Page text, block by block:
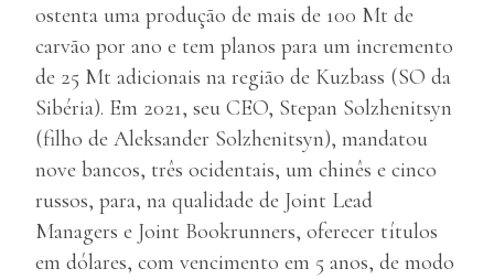
ostenta uma produção de mais de 100 Mt de
carvão por ano e tem planos para um incremento
de 25 Mt adicionais na região de Kuzbass (SO da
Sibéria). Em 2021, seu CEO, Stepan Solzhenitsyn
(filho de Aleksander Solzhenitsyn), mandatou
nove bancos, três ocidentais, um chinês e cinco
russos, para, na qualidade de Joint Lead
Managers e Joint Bookrunners, oferecer títulos
em dólares, com vencimento em 5 anos, de modo